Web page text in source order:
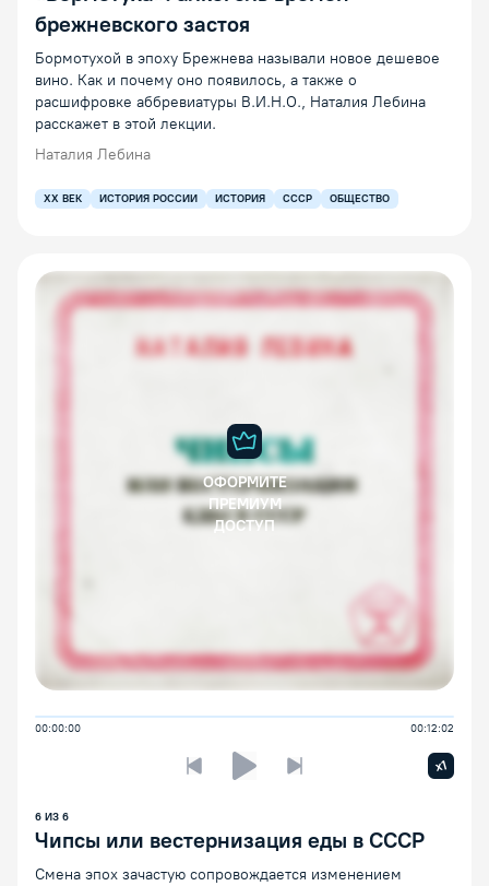
брежневского застоя
Бормотухой в эпоху Брежнева называли новое дешевое
вино. Как и почему оно появилось, а также о
расшифровке аббревиатуры В.И.Н.О., Наталия Лебина
расскажет в этой лекции.
Наталия Лебина
XX ВЕК ИСТОРИЯ РОССИИ ИСТОРИЯ СССР ОБЩЕСТВО
ОФОРМИТЕ
ПРЕМИУМ
ДОСТУП
00:00:00 00:12:02
Предыдущая лекцияСледующая лекция
x1
6 ИЗ 6
Чипсы или вестернизация еды в СССР
Смена эпох зачастую сопровождается изменением